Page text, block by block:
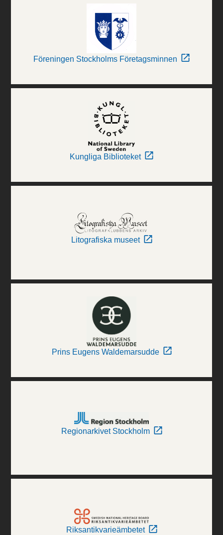
Föreningen Stockholms Företagsminnen
Kungliga Biblioteket
Litografiska museet
Prins Eugens Waldemarsudde
Regionarkivet Stockholm
Riksantikvarieämbetet